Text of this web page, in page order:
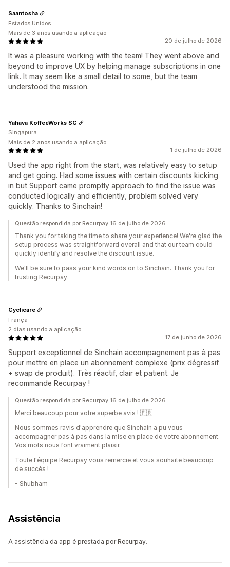
20 de julho de 2026
It was a pleasure working with the team! They went above and
beyond to improve UX by helping manage subscriptions in one
link. It may seem like a small detail to some, but the team
understood the mission.
Saantosha
Estados Unidos
Mais de 3 anos usando a aplicação
1 de julho de 2026
Used the app right from the start, was relatively easy to setup
and get going. Had some issues with certain discounts kicking
in but Support came promptly approach to find the issue was
conducted logically and efficiently, problem solved very
quickly. Thanks to Sinchain!
Yahava KoffeeWorks SG
Singapura
Mais de 2 anos usando a aplicação
Questão respondida por Recurpay 16 de julho de 2026
Thank you for taking the time to share your experience! We're glad the
setup process was straightforward overall and that our team could
quickly identify and resolve the discount issue.
We'll be sure to pass your kind words on to Sinchain. Thank you for
trusting Recurpay.
17 de junho de 2026
Support exceptionnel de Sinchain accompagnement pas à pas
pour mettre en place un abonnement complexe (prix dégressif
+ swap de produit). Très réactif, clair et patient. Je
recommande Recurpay !
Cyclicare
França
2 dias usando a aplicação
Questão respondida por Recurpay 16 de julho de 2026
Merci beaucoup pour votre superbe avis ! 🇫🇷
Nous sommes ravis d'apprendre que Sinchain a pu vous
accompagner pas à pas dans la mise en place de votre abonnement.
Vos mots nous font vraiment plaisir.
Toute l'équipe Recurpay vous remercie et vous souhaite beaucoup
de succès !
- Shubham
Assistência
A assistência da app é prestada por Recurpay.